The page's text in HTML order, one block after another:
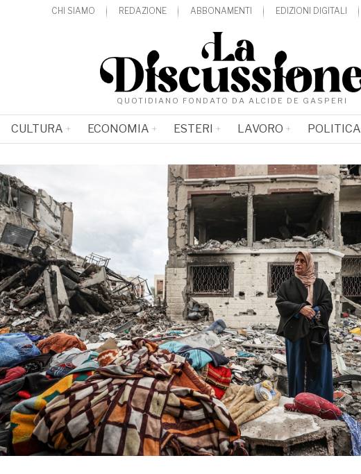
CHI SIAMO REDAZIONE ABBONAMENTI EDIZIONI DIGITALI
QUOTIDIANO FONDATO DA ALCIDE DE GASPERI
CULTURA ECONOMIA ESTERI LAVORO POLITICA